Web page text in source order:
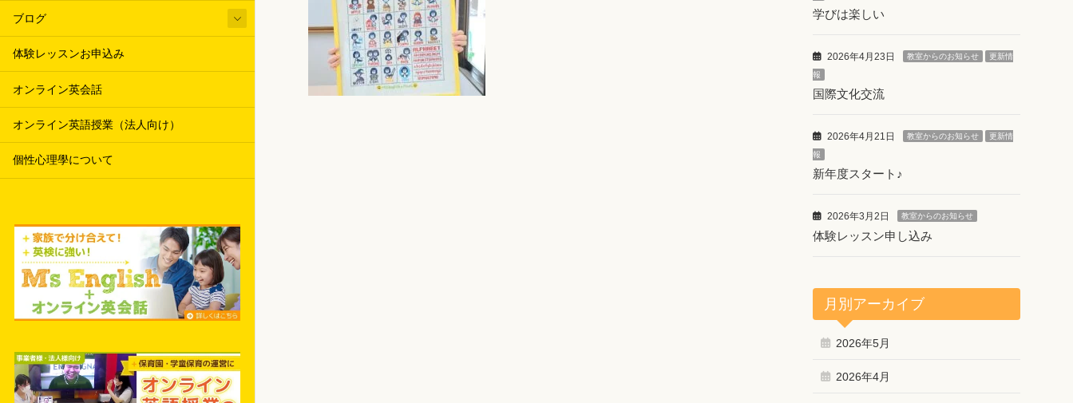
ブログ
体験レッスンお申込み
オンライン英会話
オンライン英語授業（法人向け）
個性心理學について
学びは楽しい
2026年4月23日 教室からのお知らせ 更新情
報
国際文化交流
2026年4月21日 教室からのお知らせ 更新情
報
新年度スタート♪
2026年3月2日 教室からのお知らせ
体験レッスン申し込み
月別アーカイブ
2026年5月
2026年4月